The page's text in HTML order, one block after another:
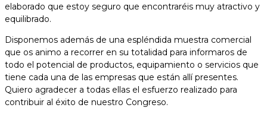
elaborado que estoy seguro que encontraréis muy atractivo y
equilibrado.
Disponemos además de una espléndida muestra comercial
que os animo a recorrer en su totalidad para informaros de
todo el potencial de productos, equipamiento o servicios que
tiene cada una de las empresas que están allí presentes.
Quiero agradecer a todas ellas el esfuerzo realizado para
contribuir al éxito de nuestro Congreso.